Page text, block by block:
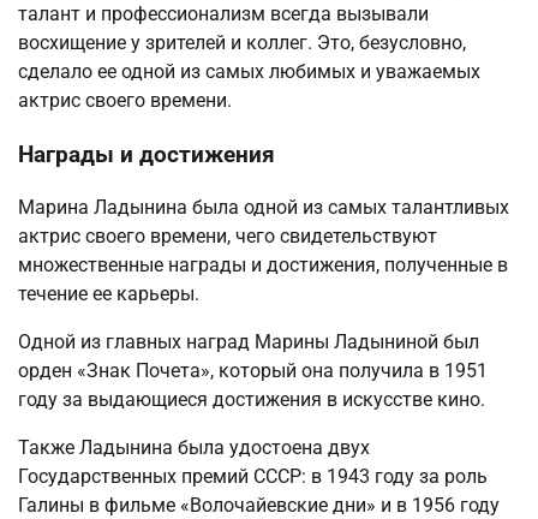
талант и профессионализм всегда вызывали
восхищение у зрителей и коллег. Это, безусловно,
сделало ее одной из самых любимых и уважаемых
актрис своего времени.
Награды и достижения
Марина Ладынина была одной из самых талантливых
актрис своего времени, чего свидетельствуют
множественные награды и достижения, полученные в
течение ее карьеры.
Одной из главных наград Марины Ладыниной был
орден «Знак Почета», который она получила в 1951
году за выдающиеся достижения в искусстве кино.
Также Ладынина была удостоена двух
Государственных премий СССР: в 1943 году за роль
Галины в фильме «Волочайевские дни» и в 1956 году